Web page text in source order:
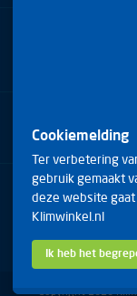
Arduinstraat 20
4827 HK Breda
Telefoon:
E-mail:
Copyright 2026
Cookiemelding
Ter verbetering
gebruik gemaakt
deze website gaat
Klimwinkel.nl
Ik heb het